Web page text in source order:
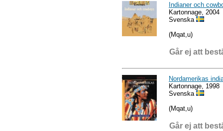
Indianer och
Kartonnage, 2004
Svenska
(Mqat,u)
Går ej att
Nordamerikas
Kartonnage, 1998
Svenska
(Mqat,u)
Går ej att